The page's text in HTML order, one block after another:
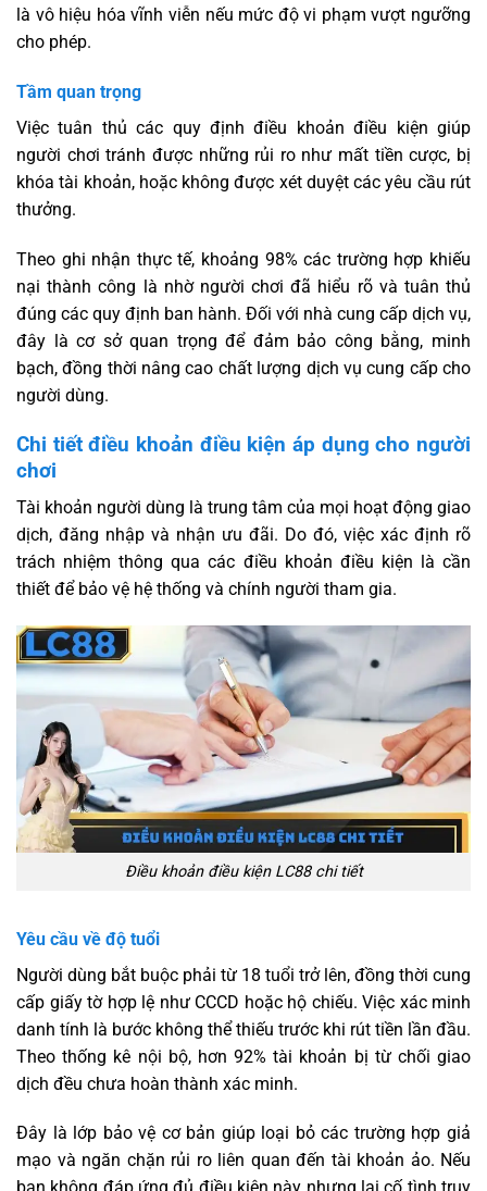
là vô hiệu hóa vĩnh viễn nếu mức độ vi phạm vượt ngưỡng
cho phép.
Tầm quan trọng
Việc tuân thủ các quy định điều khoản điều kiện giúp
người chơi tránh được những rủi ro như mất tiền cược, bị
khóa tài khoản, hoặc không được xét duyệt các yêu cầu rút
thưởng.
Theo ghi nhận thực tế, khoảng 98% các trường hợp khiếu
nại thành công là nhờ người chơi đã hiểu rõ và tuân thủ
đúng các quy định ban hành. Đối với nhà cung cấp dịch vụ,
đây là cơ sở quan trọng để đảm bảo công bằng, minh
bạch, đồng thời nâng cao chất lượng dịch vụ cung cấp cho
người dùng.
Chi tiết điều khoản điều kiện áp dụng cho người
chơi
Tài khoản người dùng là trung tâm của mọi hoạt động giao
dịch, đăng nhập và nhận ưu đãi. Do đó, việc xác định rõ
trách nhiệm thông qua các điều khoản điều kiện là cần
thiết để bảo vệ hệ thống và chính người tham gia.
Điều khoản điều kiện LC88 chi tiết
Yêu cầu về độ tuổi
Người dùng bắt buộc phải từ 18 tuổi trở lên, đồng thời cung
cấp giấy tờ hợp lệ như CCCD hoặc hộ chiếu. Việc xác minh
danh tính là bước không thể thiếu trước khi rút tiền lần đầu.
Theo thống kê nội bộ, hơn 92% tài khoản bị từ chối giao
dịch đều chưa hoàn thành xác minh.
Đây là lớp bảo vệ cơ bản giúp loại bỏ các trường hợp giả
mạo và ngăn chặn rủi ro liên quan đến tài khoản ảo. Nếu